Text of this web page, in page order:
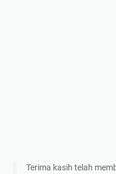
Terima kasih telah